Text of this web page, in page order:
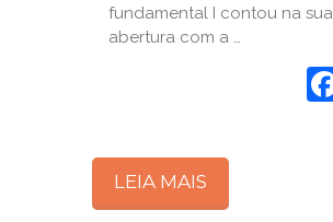
fundamental I contou na sua
abertura com a …
LEIA MAIS